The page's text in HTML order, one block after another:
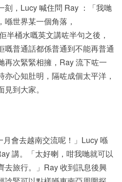
，Lucy 喊住問 Ray ：「我哋
世界某一個角落，
桶水嘅英文講咗半句之後，
嘅普通話都係普通到不能再普通
再次緊緊相擁，Ray 流下咗一
心知肚明，隔咗成個太平洋，
到大家。
月會去越南交流呢！」Lucy 喺
講。「太好喇，咁我哋就可以
去旅行。」Ray 收到訊息後興